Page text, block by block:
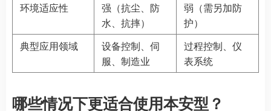
环境适应性
强（抗尘、防
水、抗摔）
弱（需另加防
护）
典型应用领域
设备控制、伺
服、制造业
过程控制、仪
表系统
哪些情况下更适合使用本安型？